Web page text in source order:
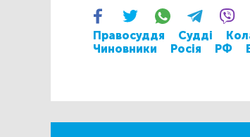
Правосуддя Судді
Чиновники
Росія РФ